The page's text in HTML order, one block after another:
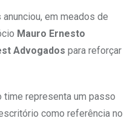
anunciou, em meados de
Mauro Ernesto
Advogados para reforçar
time representa um passo
como referência no